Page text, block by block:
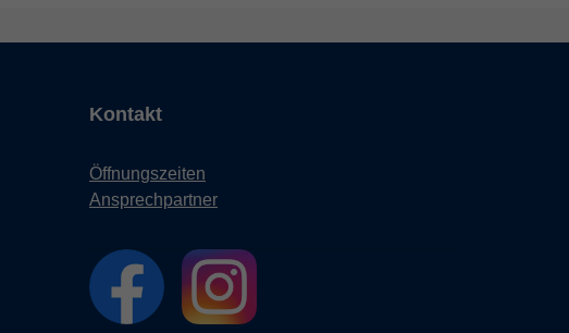
Kontakt
Öffnungszeiten
Ansprechpartner